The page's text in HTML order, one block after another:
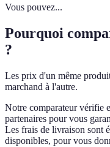
Vous pouvez...
Pourquoi
?
Les prix d'un même
marchand à l'autre.
Notre comparateur vérifie
partenaires pour vous
Les frais de livraison sont
disponibles, pour vous